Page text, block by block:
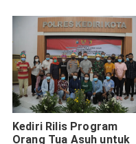
Kediri Rilis Program
Orang Tua Asuh untuk